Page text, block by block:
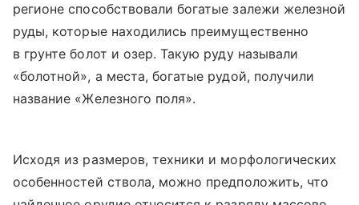
регионе способствовали богатые залежи железной
руды, которые находились преимущественно
в грунте болот и озер. Такую руду называли
«болотной», а места, богатые рудой, получили
название «Железного поля».
Исходя из размеров, техники и морфологических
особенностей ствола, можно предположить, что